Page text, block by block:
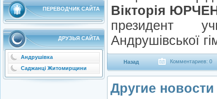
ПЕРЕВОДЧИК САЙТА
ДРУЗЬЯ САЙТА
Андрушівка
Саджанці Житомирщини
Вікторія
президент
Андрушівської
Назад Комментариев: 0
Другие